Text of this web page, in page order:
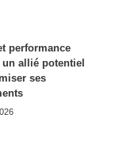
performance
allié potentiel
ses